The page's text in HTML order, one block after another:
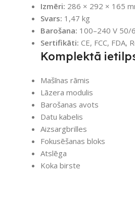
Izmēri: 286 × 292 × 165
Svars: 1,47 kg
Barošana: 100–240 V 50/
Sertifikāti: CE, FCC, FDA,
Komplektā
Mašīnas rāmis
Lāzera modulis
Barošanas avots
Datu kabelis
Aizsargbrilles
Fokusēšanas bloks
Atslēga
Koka birste